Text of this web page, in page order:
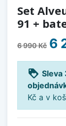
Set
91 +
6 990 Kč 6
loyalty Sleva
Kč a v